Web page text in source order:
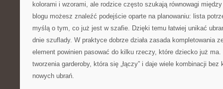
kolorami i wzorami, ale rodzice często szukają równowagi
blogu możesz znaleźć podejście oparte na planowaniu: lista
myślą o tym, co już jest w szafie. Dzięki temu łatwiej unikać
dnie szuflady. W praktyce dobrze działa zasada kompletowania
element powinien pasować do kilku rzeczy, które dziecko już
tworzenia garderoby, która się „łączy” i daje wiele kombinacji bez
nowych ubrań.